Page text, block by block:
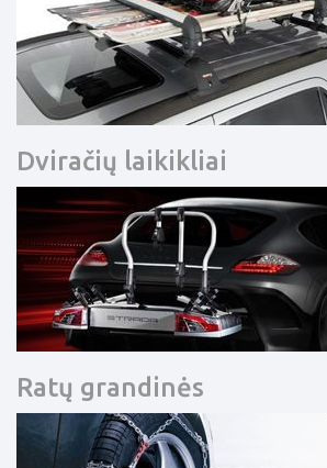
Dviračių laikikliai
Ratų grandinės